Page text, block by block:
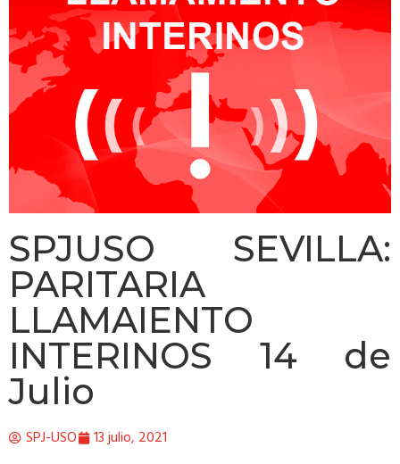
SPJUSO SEVILLA:
PARITARIA
LLAMAIENTO
INTERINOS 14 de
Julio
SPJ-USO 13 julio, 2021